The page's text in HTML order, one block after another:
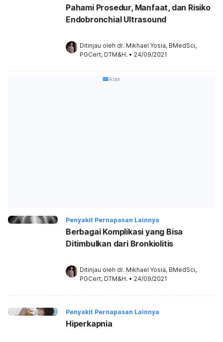
Pahami Prosedur, Manfaat, dan Risiko
Endobronchial Ultrasound
Ditinjau oleh dr. Mikhael Yosia, BMedSci,
PGCert, DTM&H. • 24/09/2021
Iklan
Penyakit Pernapasan Lainnya
Berbagai Komplikasi yang Bisa
Ditimbulkan dari Bronkiolitis
Ditinjau oleh dr. Mikhael Yosia, BMedSci,
PGCert, DTM&H. • 24/09/2021
Penyakit Pernapasan Lainnya
Hiperkapnia